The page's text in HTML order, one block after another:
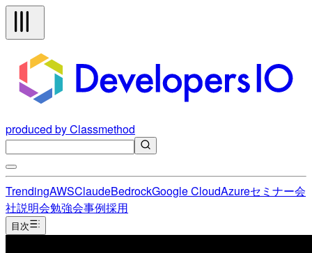
produced by Classmethod
TrendingAWSClaudeBedrockGoogle CloudAzureセミナー会
社説明会勉強会事例採用
目次